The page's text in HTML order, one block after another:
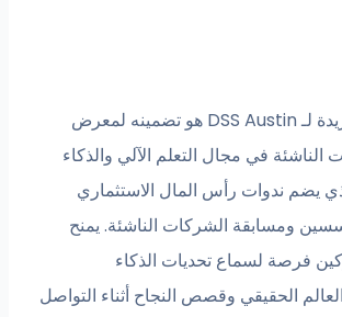
أحد الجوانب الفريدة لـ DSS Austin هو تضمينه لمعرض
في مجال التعلم الآلي والذكاء
يضم ندوات رأس المال الاستثماري
ومسابقة الشركات الناشئة. يمنح
فرصة لسماع تحديات الذكاء
الحقيقي وقصص النجاح أثناء التواصل